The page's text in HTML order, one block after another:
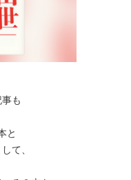
も
と
て、